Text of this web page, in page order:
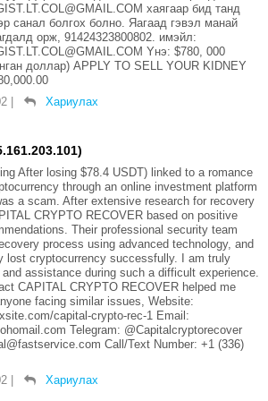
хаягаар бид танд
санал болгох болно. Яагаад гэвэл манай
орж, 91424323800802. имэйл:
Yнэ: $780, 000
доллар) APPLY TO SELL YOUR KIDNEY
Хариулах
After losing $78.4 USDT) linked to a romance
through an online investment platform
a scam. After extensive research for recovery
CRYPTO RECOVER based on positive
Their professional security team
process using advanced technology, and
lost cryptocurrency successfully. I am truly
assistance during such a difficult experience.
CAPITAL CRYPTO RECOVER helped me
facing similar issues, Website:
capital-crypto-rec-1 Email:
Telegram: @Capitalcryptorecover
Call/Text Number: +1 (336)
Хариулах